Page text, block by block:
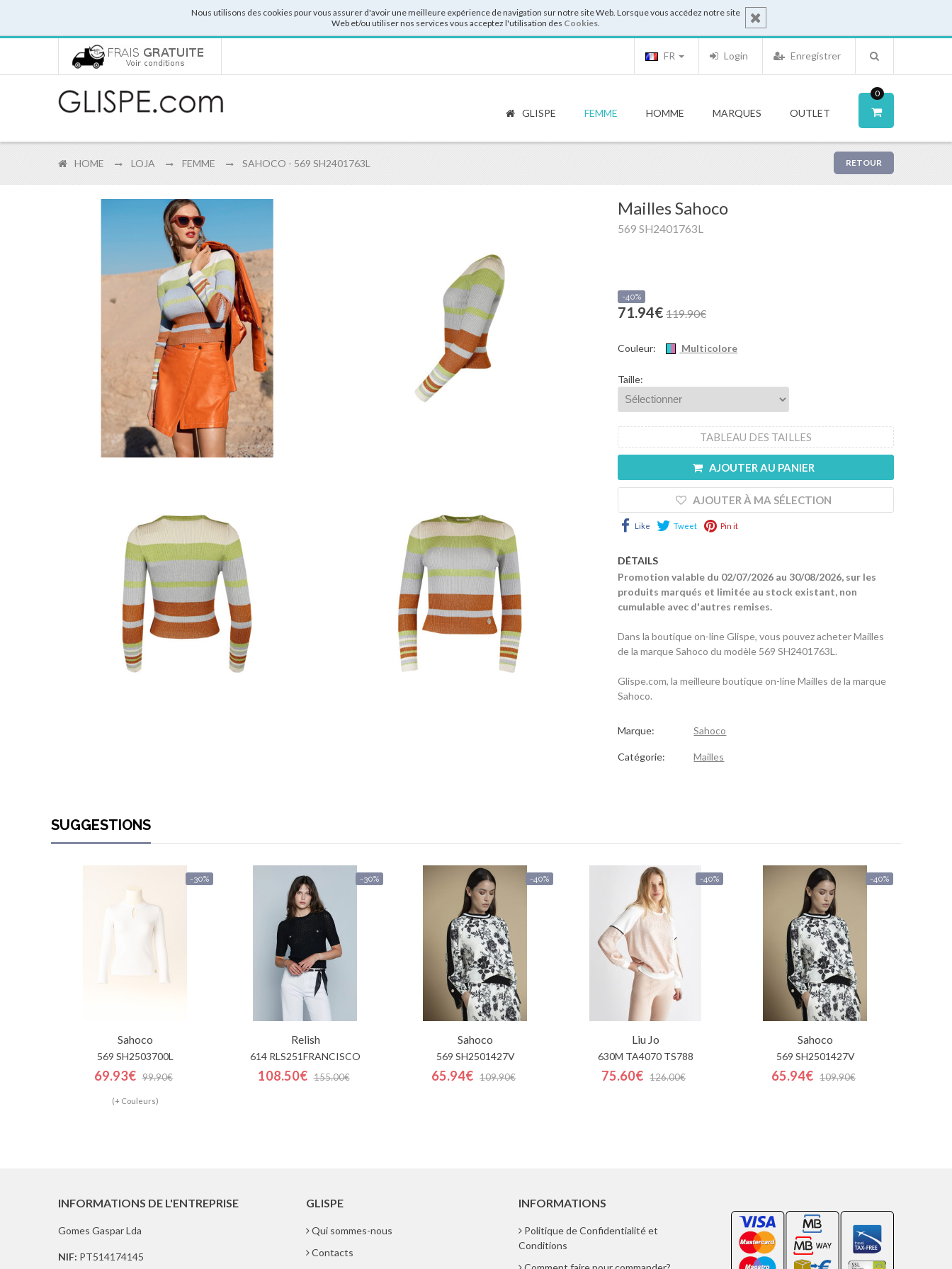
Nous utilisons des cookies pour vous assurer d'avoir une meilleure expérience de navigation sur notre site Web. Lorsque vous accédez notre site
Web et/ou utiliser nos services vous acceptez l'utilisation des Cookies.
Enregistrer
Login
FR
0
GLISPE FEMME HOMME MARQUES OUTLET
RETOUR
HOME LOJA FEMME SAHOCO - 569 SH2401763L
Mailles Sahoco
569 SH2401763L
-40%
71.94€ 119.90€
Couleur: Multicolore
Taille:
TABLEAU DES TAILLES
AJOUTER AU PANIER
AJOUTER À MA SÉLECTION
Like Tweet Pin it
DÉTAILS
Promotion valable du 02/07/2026 au 30/08/2026, sur les
produits marqués et limitée au stock existant, non
cumulable avec d'autres remises.
Dans la boutique on-line Glispe, vous pouvez acheter Mailles
de la marque Sahoco du modèle 569 SH2401763L.
Glispe.com, la meilleure boutique on-line Mailles de la marque
Sahoco.
Marque: Sahoco
Catégorie: Mailles
SUGGESTIONS
-30%
Sahoco
569 SH2503700L
69.93€ 99.90€
(+ Couleurs)
-30%
Relish
614 RLS251FRANCISCO
108.50€ 155.00€
-40%
Sahoco
569 SH2501427V
65.94€ 109.90€
-40%
Liu Jo
630M TA4070 TS788
75.60€ 126.00€
-40%
Sahoco
569 SH2501427V
65.94€ 109.90€
INFORMATIONS DE L'ENTREPRISE
Gomes Gaspar Lda
NIF: PT514174145
GLISPE
Qui sommes-nous
Contacts
INFORMATIONS
Politique de Confidentialité et
Conditions